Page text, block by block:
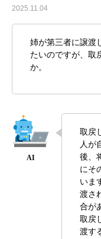
2025.11.04
姉が第三者に譲渡
たいのですが、取
か。
取戻
人が
後、
にそ
いま
渡さ
合が
取戻
渡す